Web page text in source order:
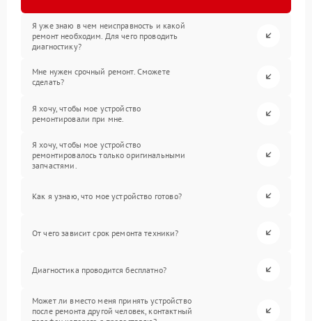
Я уже знаю в чем неисправность и какой
ремонт необходим. Для чего проводить
диагностику?
Мне нужен срочный ремонт. Сможете
сделать?
Я хочу, чтобы мое устройство
ремонтировали при мне.
Я хочу, чтобы мое устройство
ремонтировалось только оригинальными
запчастями.
Как я узнаю, что мое устройство готово?
От чего зависит срок ремонта техники?
Диагностика проводится бесплатно?
Может ли вместо меня принять устройство
после ремонта другой человек, контактный